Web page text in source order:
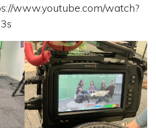
www.youtube.com/watch?